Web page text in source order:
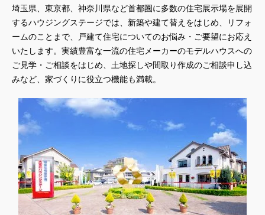
埼玉県、東京都、神奈川県など首都圏に多数の住宅展示場を展開
するハウジングステージでは、新築や建て替えをはじめ、リフォ
ームのことまで、戸建て住宅についてのお悩み・ご要望にお応え
いたします。実績豊富な一流の住宅メーカーのモデルハウスへの
ご見学・ご相談をはじめ、土地探しや間取り作成のご相談申し込
みなど、家づくりに役立つ機能も満載。